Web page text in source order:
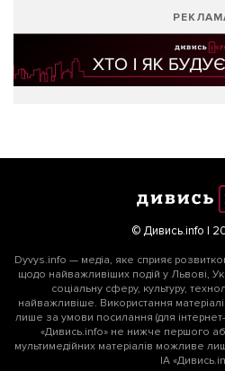
© Дивись.info |
Dyvys.info — медіа, яке сприяє
щодо найважливіших подій у Львові,
соціальну сферу, культуру,
найважливіше. Використання
лише за умови посилання (для
«Дивись.info» не нижче першого
мультимедійних матеріалів можливе
ІА